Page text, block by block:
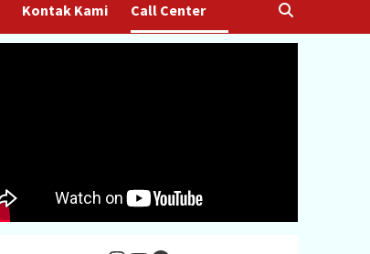
Kontak Kami Call Center